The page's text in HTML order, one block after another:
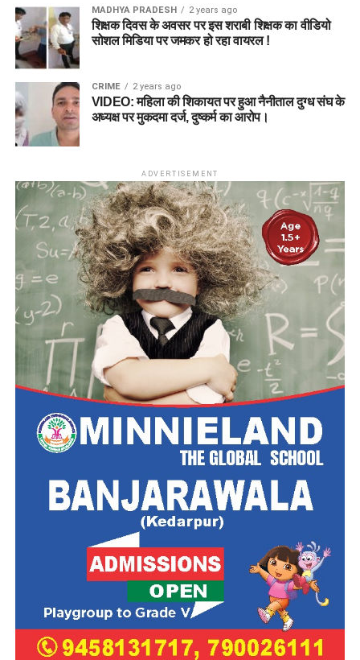
MADHYA PRADESH 2 years ago
शिक्षक दिवस के अवसर पर इस शराबी शिक्षक का वीडियो
सोशल मिडिया पर जमकर हो रहा वायरल !
CRIME 2 years ago
VIDEO: महिला की शिकायत पर हुआ नैनीताल दुग्ध संघ के
अध्यक्ष पर मुकदमा दर्ज, दुष्कर्म का आरोप।
ADVERTISEMENT